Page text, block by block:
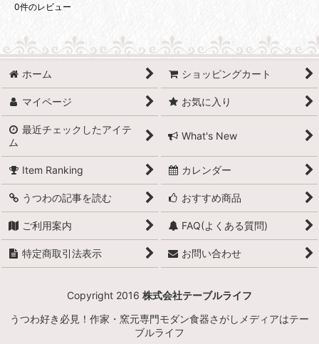
0件のレビュー
ホーム ショッピングカート
マイページ お気に入り
最近チェックしたアイテ
ム
What's New
Item Ranking カレンダー
うつわの記事を読む おすすめ商品
ご利用案内 FAQ(よくある質問)
特定商取引法表示 お問い合わせ
Copyright 2016 株式会社テーブルライフ
うつわ好き必見！作家・窯元専門モダン食器さがしメディアはテー
ブルライフ